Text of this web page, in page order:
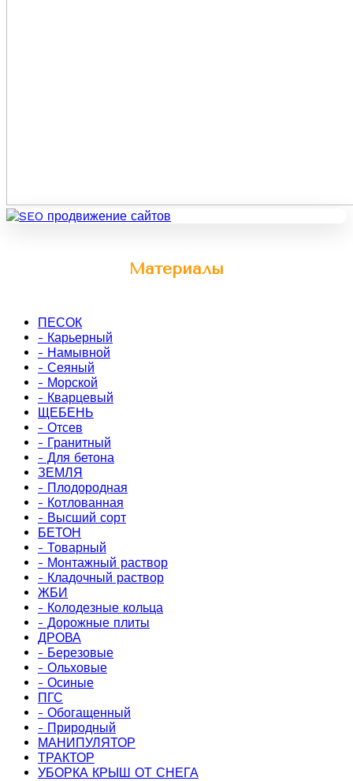
Материалы
ПЕСОК
- Карьерный
- Намывной
- Сеяный
- Морской
- Кварцевый
ЩЕБЕНЬ
- Отсев
- Гранитный
- Для бетона
ЗЕМЛЯ
- Плодородная
- Котлованная
- Высший сорт
БЕТОН
- Товарный
- Монтажный раствор
- Кладочный раствор
ЖБИ
- Колодезные кольца
- Дорожные плиты
ДРОВА
- Березовые
- Ольховые
- Осиные
ПГС
- Обогащенный
- Природный
МАНИПУЛЯТОР
ТРАКТОР
УБОРКА КРЫШ ОТ СНЕГА